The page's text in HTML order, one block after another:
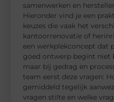
samenwerken en
Hieronder vind je een
keuzes die vaak het
kantoorrenovatie of
een werkplekconcept dat
goed ontwerp begint niet
maar bij gedrag en
team eerst deze vragen:
gemiddeld tegelijk
vragen stilte en welke